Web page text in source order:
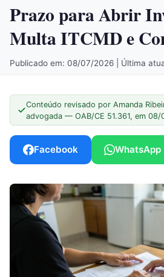
Prazo para Abrir
Multa ITCMD e
Publicado em: 08/07/2026 | Última
Conteúdo revisado por Amanda
advogada — OAB/CE 51.361, em
Facebook WhatsApp